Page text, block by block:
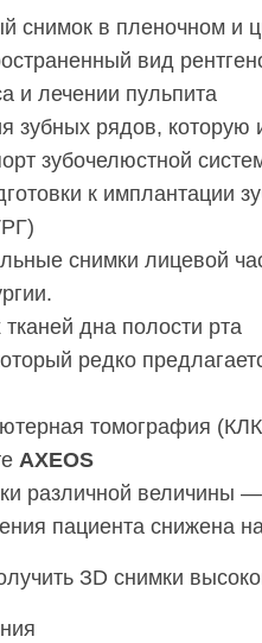
снимок в пленочном и
вид
и лечении пульпита
зубных рядов,
зубочелюстной
к имплантации
снимки лицевой
дна полости рта
редко
томография
AXEOS
различной величины
пациента снижена
ЗD снимки